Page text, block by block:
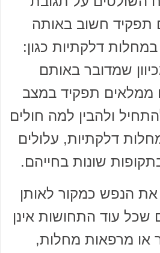
חשוב באותה
דלקתיות כגון:
שמדובר באותם
ממלאים תפקיד במצב
ולהבין למה חולים
דלקתיות, עלולים
שונות בחייהם.
הנפש כמקור לאותן
שכל עוד התחושות אינן
או מרפאות מחלות,